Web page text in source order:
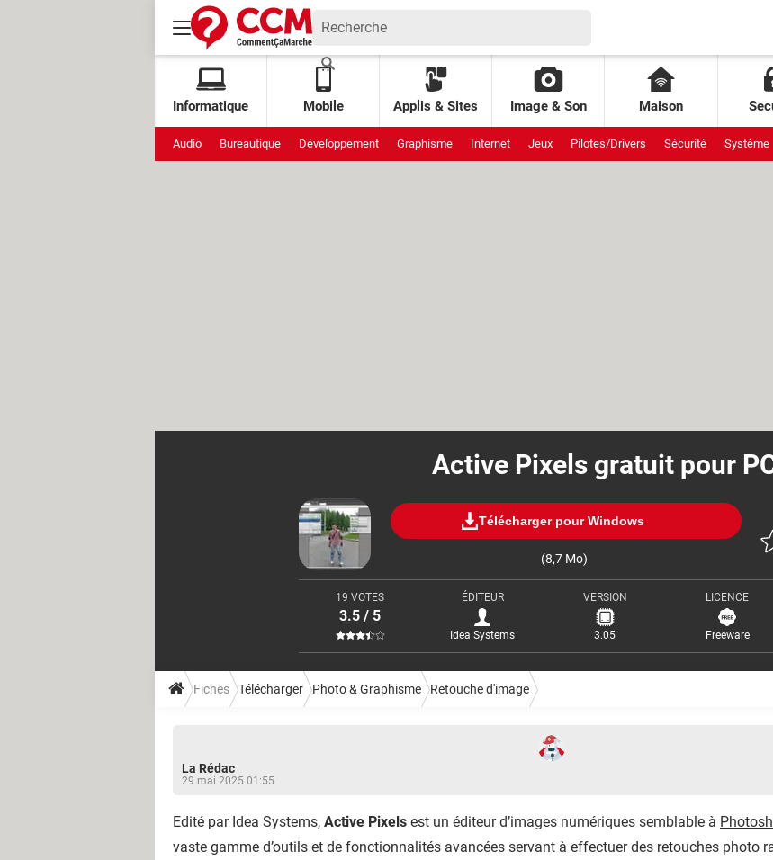
Informatique Mobile Applis & Sites Image & Son Maison
Audio Bureautique Développement Graphisme Internet Jeux Pilotes/Drivers Sécurité Système
Active Pixels gratuit pour
Télécharger pour Windows
(8,7 Mo)
19 VOTES
3.5 / 5
ÉDITEUR
Idea Systems
VERSION
3.05
LICENCE
Freeware
Fiches Télécharger Photo & Graphisme Retouche d'image
La Rédac
29 mai 2025 01:55
Edité par Idea Systems, Active Pixels est un éditeur d’images numériques semblable à
vaste gamme d’outils et de fonctionnalités avancées servant à effectuer des retouches photo